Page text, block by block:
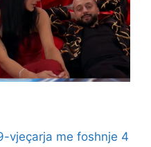
vjeçarja me foshnje 4